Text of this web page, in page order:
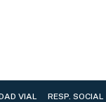
VIAL RESP. SOCIAL